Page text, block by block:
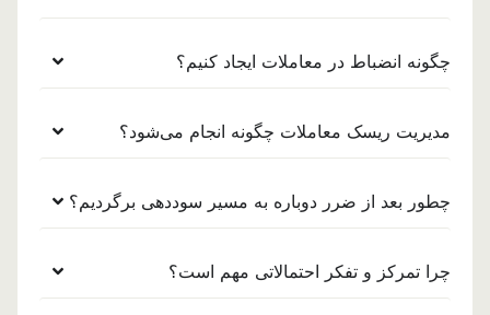
چگونه انضباط در معاملات ایجاد کنیم؟
مدیریت ریسک معاملات چگونه انجام می‌شود؟
چطور بعد از ضرر دوباره به مسیر سوددهی برگردیم؟
چرا تمرکز و تفکر احتمالاتی مهم است؟